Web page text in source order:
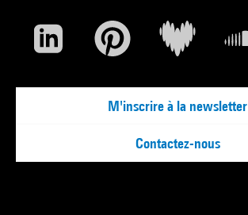
M'inscrire à la newsletter
Contactez-nous